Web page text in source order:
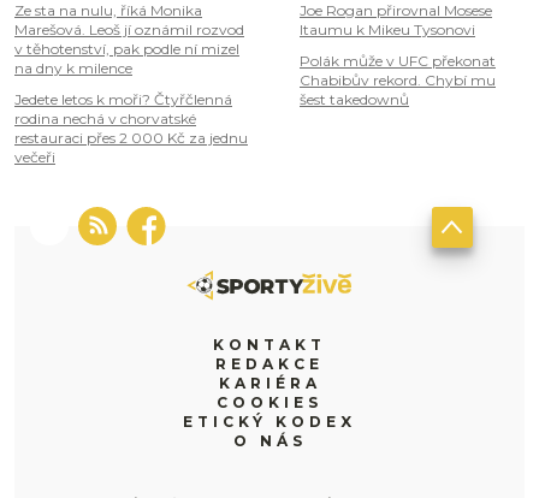
Ze sta na nulu, říká Monika
Marešová. Leoš jí oznámil rozvod
v těhotenství, pak podle ní mizel
na dny k milence
Jedete letos k moři? Čtyřčlenná
rodina nechá v chorvatské
restauraci přes 2 000 Kč za jednu
večeři
Joe Rogan přirovnal Mosese
Itaumu k Mikeu Tysonovi
Polák může v UFC překonat
Chabibův rekord. Chybí mu
šest takedownů
KONTAKT
REDAKCE
KARIÉRA
COOKIES
ETICKÝ KODEX
O NÁS